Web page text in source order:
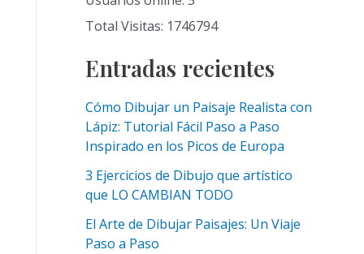
Total Visitas: 1746794
Entradas recientes
Cómo Dibujar un Paisaje Realista con
Lápiz: Tutorial Fácil Paso a Paso
Inspirado en los Picos de Europa
3 Ejercicios de Dibujo que artístico
que LO CAMBIAN TODO
El Arte de Dibujar Paisajes: Un Viaje
Paso a Paso